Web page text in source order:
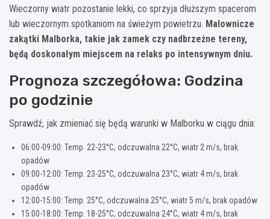
Wieczorny wiatr pozostanie lekki, co sprzyja dłuższym spacerom
lub wieczornym spotkaniom na świeżym powietrzu. Malownicze
zakątki Malborka, takie jak zamek czy nadbrzeżne tereny,
będą doskonałym miejscem na relaks po intensywnym dniu.
Prognoza szczegółowa: Godzina
po godzinie
Sprawdź, jak zmieniać się będą warunki w Malborku w ciągu dnia:
06:00-09:00: Temp. 22-23°C, odczuwalna 22°C, wiatr 2 m/s, brak
opadów
09:00-12:00: Temp. 23-25°C, odczuwalna 23°C, wiatr 4 m/s, brak
opadów
12:00-15:00: Temp. 25°C, odczuwalna 25°C, wiatr 5 m/s, brak opadów
15:00-18:00: Temp. 18-25°C, odczuwalna 24°C, wiatr 4 m/s, brak